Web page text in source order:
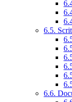
6.5.
6.6.